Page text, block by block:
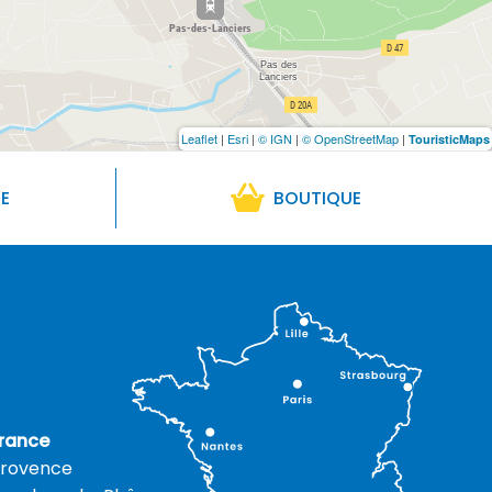
Leaflet | Esri | © IGN | © OpenStreetMap | TouristicMaps
BOUTIQUE